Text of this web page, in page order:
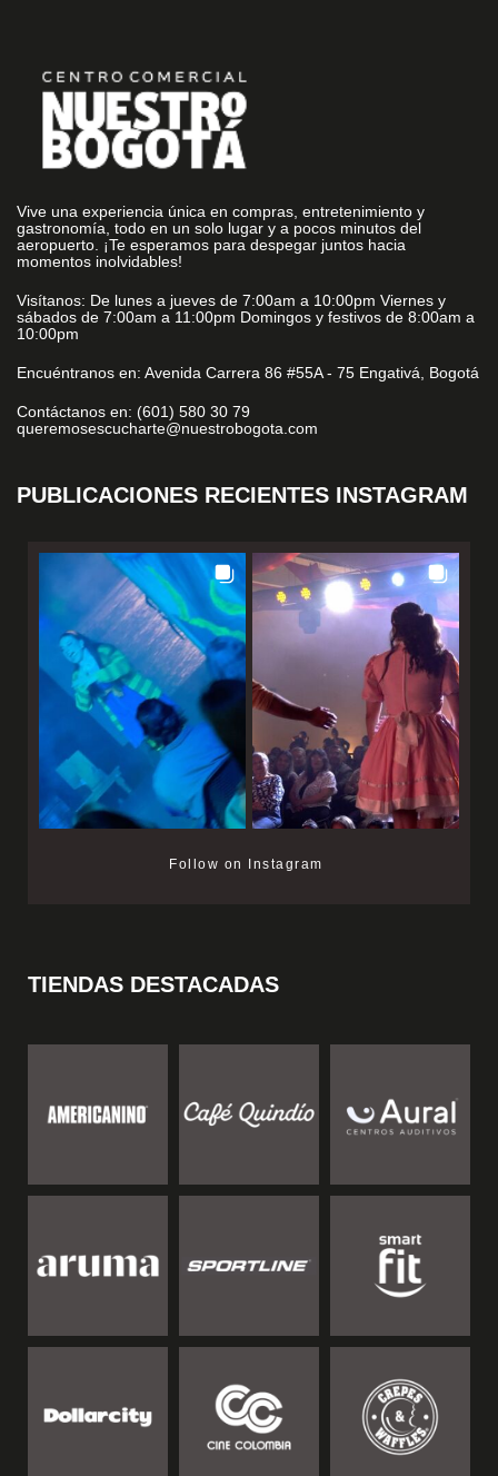
Vive una experiencia única en compras, entretenimiento y
gastronomía, todo en un solo lugar y a pocos minutos del
aeropuerto. ¡Te esperamos para despegar juntos hacia
momentos inolvidables!
Visítanos: De lunes a jueves de 7:00am a 10:00pm Viernes y
sábados de 7:00am a 11:00pm Domingos y festivos de 8:00am a
10:00pm
Encuéntranos en: Avenida Carrera 86 #55A - 75 Engativá, Bogotá
Contáctanos en: (601) 580 30 79
queremosescucharte@nuestrobogota.com
PUBLICACIONES RECIENTES INSTAGRAM
Follow on Instagram
TIENDAS DESTACADAS